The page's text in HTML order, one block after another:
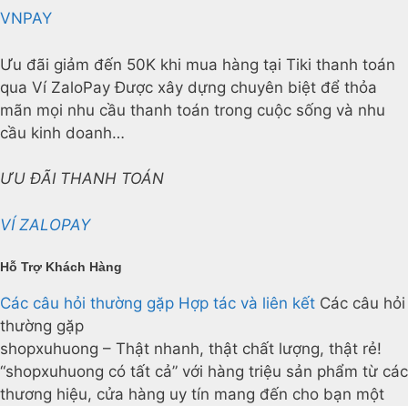
VNPAY
Ưu đãi giảm đến 50K khi mua hàng tại Tiki thanh toán
qua Ví ZaloPay Được xây dựng chuyên biệt để thỏa
mãn mọi nhu cầu thanh toán trong cuộc sống và nhu
cầu kinh doanh…
ƯU ĐÃI THANH TOÁN
VÍ ZALOPAY
Hỗ Trợ Khách Hàng
Các câu hỏi thường gặp Hợp tác và liên kết Các câu hỏi
thường gặp
shopxuhuong – Thật nhanh, thật chất lượng, thật rẻ!
“shopxuhuong có tất cả” với hàng triệu sản phẩm từ các
thương hiệu, cửa hàng uy tín mang đến cho bạn một